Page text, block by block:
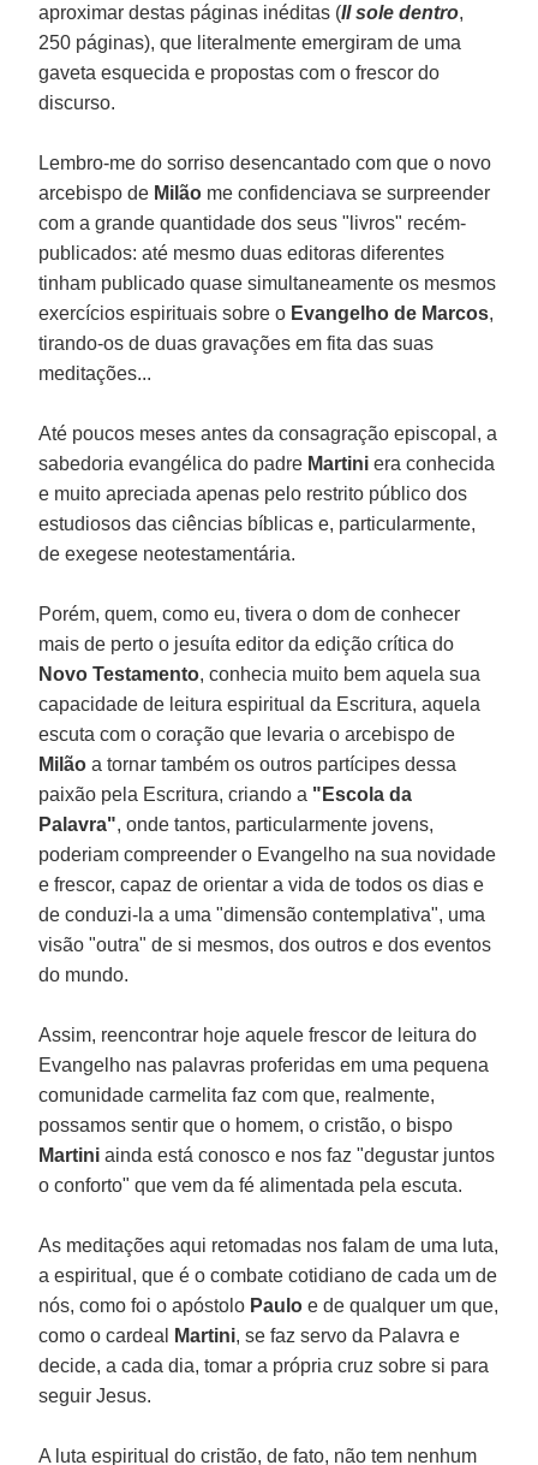
aproximar destas páginas inéditas (Il sole dentro,
250 páginas), que literalmente emergiram de uma
gaveta esquecida e propostas com o frescor do
discurso.
Lembro-me do sorriso desencantado com que o novo
arcebispo de Milão me confidenciava se surpreender
com a grande quantidade dos seus "livros" recém-
publicados: até mesmo duas editoras diferentes
tinham publicado quase simultaneamente os mesmos
exercícios espirituais sobre o Evangelho de Marcos,
tirando-os de duas gravações em fita das suas
meditações...
Até poucos meses antes da consagração episcopal, a
sabedoria evangélica do padre Martini era conhecida
e muito apreciada apenas pelo restrito público dos
estudiosos das ciências bíblicas e, particularmente,
de exegese neotestamentária.
Porém, quem, como eu, tivera o dom de conhecer
mais de perto o jesuíta editor da edição crítica do
Novo Testamento, conhecia muito bem aquela sua
capacidade de leitura espiritual da Escritura, aquela
escuta com o coração que levaria o arcebispo de
Milão a tornar também os outros partícipes dessa
paixão pela Escritura, criando a "Escola da
Palavra", onde tantos, particularmente jovens,
poderiam compreender o Evangelho na sua novidade
e frescor, capaz de orientar a vida de todos os dias e
de conduzi-la a uma "dimensão contemplativa", uma
visão "outra" de si mesmos, dos outros e dos eventos
do mundo.
Assim, reencontrar hoje aquele frescor de leitura do
Evangelho nas palavras proferidas em uma pequena
comunidade carmelita faz com que, realmente,
possamos sentir que o homem, o cristão, o bispo
Martini ainda está conosco e nos faz "degustar juntos
o conforto" que vem da fé alimentada pela escuta.
As meditações aqui retomadas nos falam de uma luta,
a espiritual, que é o combate cotidiano de cada um de
nós, como foi o apóstolo Paulo e de qualquer um que,
como o cardeal
Martini, se faz servo da Palavra e
decide, a cada dia, tomar a própria cruz sobre si para
seguir Jesus.
A luta espiritual do cristão, de fato, não tem nenhum